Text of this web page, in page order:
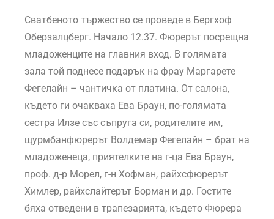
Сватбеното тържество се проведе в Бергхоф
Оберзалцберг. Начало 12.37. Фюрерът посрещна
младоженците на главния вход. В голямата
зала той поднесе подарък на фрау Маргарете
Фегелайн – чантичка от платина. От салона,
където ги очакваха Ева Браун, по-голямата
сестра Илзе със съпруга си, родителите им,
щурмбанфюрерът Волдемар Фегелайн – брат на
младоженеца, приятелките на г-ца Ева Браун,
проф. д-р Морел, г-н Хофман, райхсфюрерът
Химлер, райхслайтерът Борман и др. Гостите
бяха отведени в трапезарията, където Фюрера